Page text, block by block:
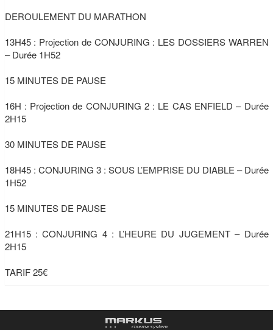
DEROULEMENT DU MARATHON
13H45 : Projection de CONJURING : LES DOSSIERS WARREN
– Durée 1H52
15 MINUTES DE PAUSE
16H : Projection de CONJURING 2 : LE CAS ENFIELD – Durée
2H15
30 MINUTES DE PAUSE
18H45 : CONJURING 3 : SOUS L’EMPRISE DU DIABLE – Durée
1H52
15 MINUTES DE PAUSE
21H15 : CONJURING 4 : L’HEURE DU JUGEMENT – Durée
2H15
TARIF 25€